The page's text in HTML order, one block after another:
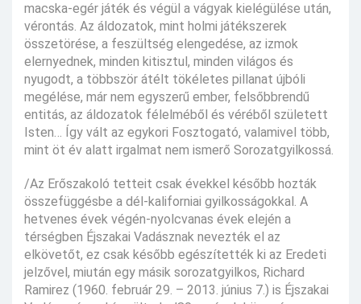
macska-egér játék és végül a vágyak kielégülése után,
vérontás. Az áldozatok, mint holmi játékszerek
összetörése, a feszültség elengedése, az izmok
elernyednek, minden kitisztul, minden világos és
nyugodt, a többször átélt tökéletes pillanat újbóli
megélése, már nem egyszerű ember, felsőbbrendű
entitás, az áldozatok félelméből és véréből született
Isten… Így vált az egykori Fosztogató, valamivel több,
mint öt év alatt irgalmat nem ismerő Sorozatgyilkossá.
/Az Erőszakoló tetteit csak évekkel később hozták
összefüggésbe a dél-kaliforniai gyilkosságokkal. A
hetvenes évek végén-nyolcvanas évek elején a
térségben Éjszakai Vadásznak nevezték el az
elkövetőt, ez csak később egészítették ki az Eredeti
jelzővel, miután egy másik sorozatgyilkos, Richard
Ramirez (1960. február 29. – 2013. június 7.) is Éjszakai